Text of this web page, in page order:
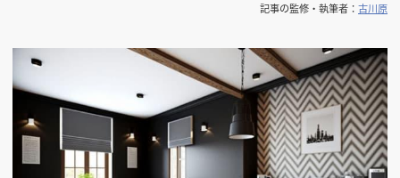
店舗設計施工.comとは
内装の費用相場シミュレーター
掲載希望のデザイン 設計・施工会社様へ
記事の監修・執筆者： 古川原